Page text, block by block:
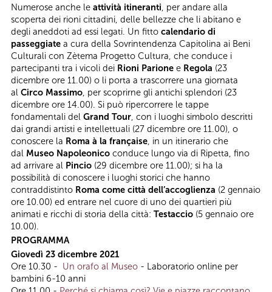
Numerose anche le attività itineranti, per andare alla
scoperta dei rioni cittadini, delle bellezze che li abitano e
degli aneddoti ad essi legati. Un fitto calendario di
passeggiate a cura della Sovrintendenza Capitolina ai Beni
Culturali con Zètema Progetto Cultura, che conduce i
partecipanti tra i vicoli dei Rioni Parione e Regola (23
dicembre ore 11.00) o li porta a trascorrere una giornata
al Circo Massimo, per scoprirne gli antichi splendori (23
dicembre ore 14.00). Si può ripercorrere le tappe
fondamentali del Grand Tour, con i luoghi simbolo descritti
dai grandi artisti e intellettuali (27 dicembre ore 11.00), o
conoscere la Roma à la française, in un itinerario che
dal Museo Napoleonico conduce lungo via di Ripetta, fino
ad arrivare al Pincio (29 dicembre ore 11.00); si ha la
possibilità di conoscere i luoghi storici che hanno
contraddistinto Roma come città dell’accoglienza (2 gennaio
ore 10.00) ed entrare nel cuore di uno dei quartieri più
animati e ricchi di storia della città: Testaccio (5 gennaio ore
10.00).
PROGRAMMA
Giovedì 23 dicembre 2021
Ore 10.30 - Un orafo al Museo - Laboratorio online per
bambini 6-10 anni